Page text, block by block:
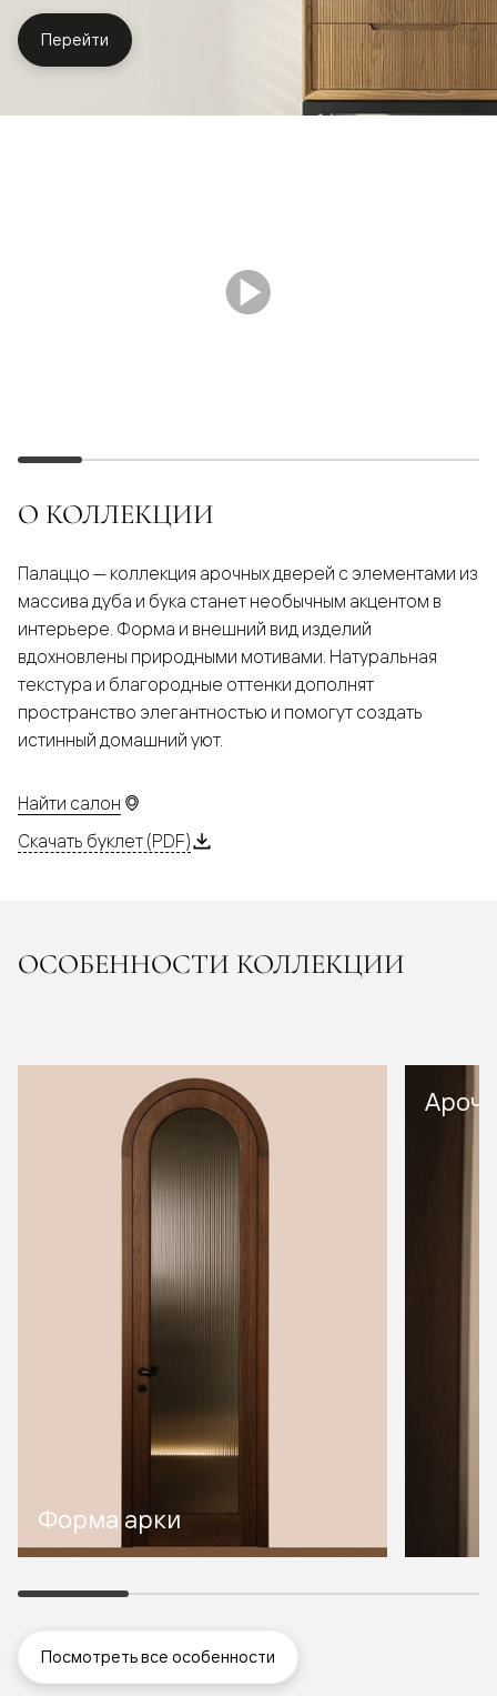
Перейти
О КОЛЛЕКЦИИ
Палаццо — коллекция арочных дверей с элементами из
массива дуба и бука станет необычным акцентом в
интерьере. Форма и внешний вид изделий
вдохновлены природными мотивами. Натуральная
текстура и благородные оттенки дополнят
пространство элегантностью и помогут создать
истинный домашний уют.
Найти салон
Скачать буклет (PDF)
ОСОБЕННОСТИ КОЛЛЕКЦИИ
Форма арки
Посмотреть все особенности